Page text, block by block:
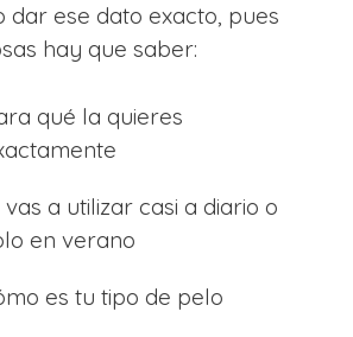
dar ese dato exacto, pues
hay que saber:
qué la quieres
vas a utilizar casi a diario o
en verano
es tu tipo de pelo